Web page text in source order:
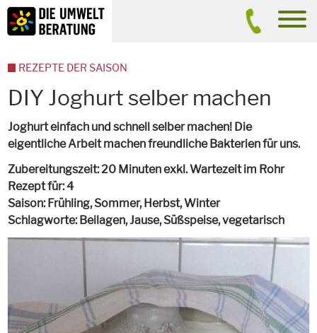
Inhalt
Suche
DIY Joghurt selber machen
Joghurt einfach und schnell selber machen! Die
eigentliche Arbeit machen freundliche Bakterien für uns.
Zubereitungszeit 20 Minuten exkl. Wartezeit im Rohr
Rezept für 4
Saison Frühling, Sommer, Herbst, Winter
Schlagworte Beilagen, Jause, Süßspeise,vegetarisch
REZEPTE DER SAISON